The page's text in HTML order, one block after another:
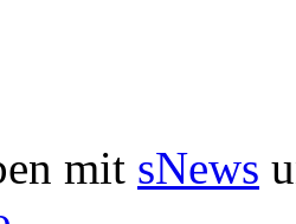
mit sNews